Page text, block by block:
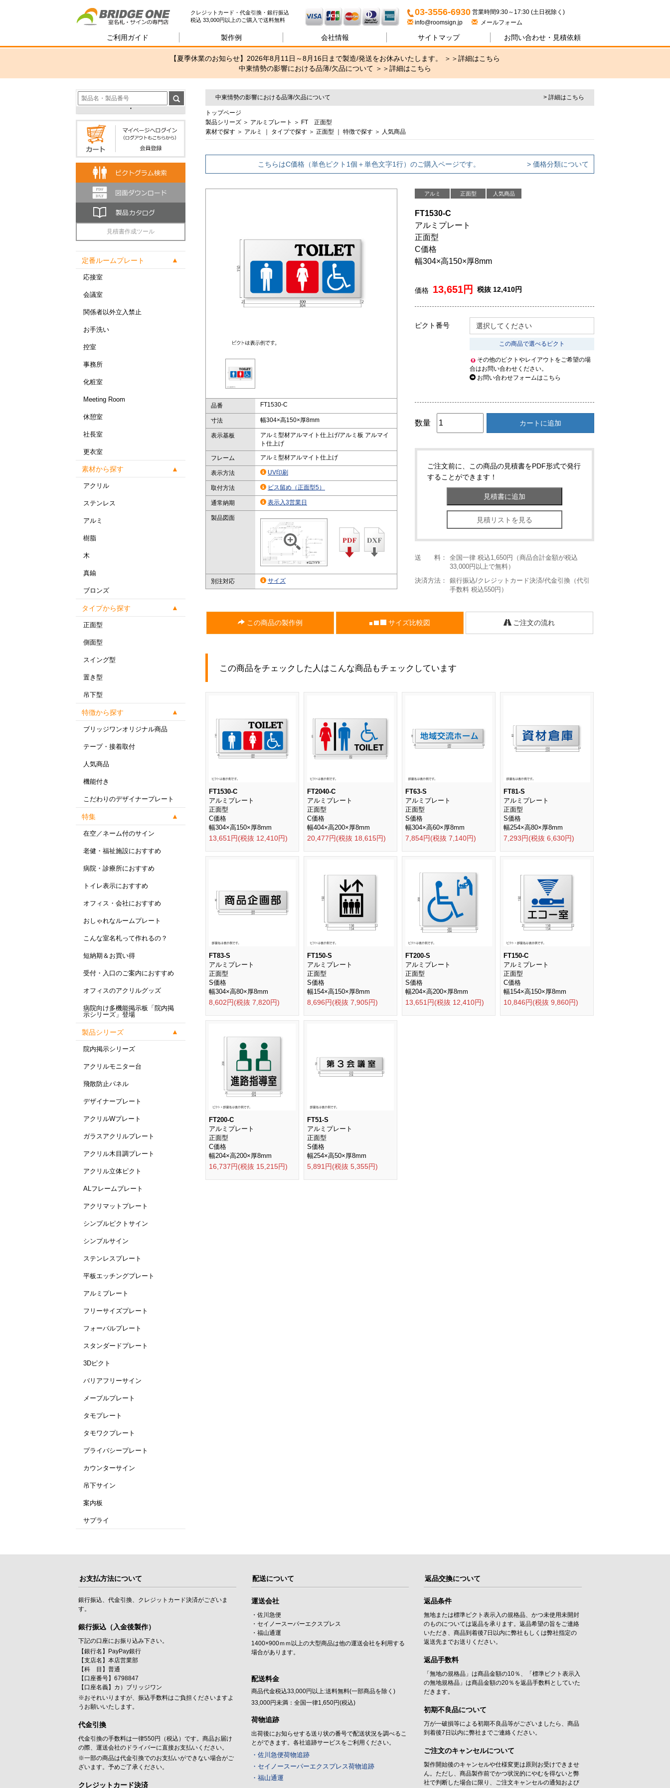
室名札・サインの専門店ブリッジワン
クレジットカード・代金引換・銀行振込
税込 33,000円以上のご購入で送料無料
03-3556-6930 営業時間9:30～17:30 (土日祝除く)
info@roomsign.jp
メールフォーム
ご利用ガイド 製作例 会社情報 サイトマップ お問い合わせ・ 見積依頼
【夏季休業のお知らせ】2026年8月11日～8月16日まで製造/発送をお休みいたします。 ＞＞詳細はこちら
中東情勢の影響における品薄/欠品について ＞＞詳細はこちら
見積書作成ツール
定番ルームプレート
応接室
会議室
関係者以外立入禁止
お手洗い
控室
事務所
化粧室
Meeting Room
休憩室
社長室
更衣室
素材から探す
アクリル
ステンレス
アルミ
樹脂
木
真鍮
ブロンズ
タイプから探す
正面型
側面型
スイング型
置き型
吊下型
特徴から探す
ブリッジワンオリジナル商品
テープ・接着取付
人気商品
機能付き
こだわりのデザイナープレート
特集
在空／ネーム付のサイン
老健・福祉施設におすすめ
病院・診療所におすすめ
トイレ表示におすすめ
オフィス・会社におすすめ
おしゃれなルームプレート
こんな室名札って作れるの？
短納期＆お買い得
受付・入口のご案内におすすめ
オフィスのアクリルグッズ
病院向け多機能掲示板「院内掲
示シリーズ」登場
製品シリーズ
院内掲示シリーズ
アクリルモニター台
飛散防止パネル
デザイナープレート
アクリルWプレート
ガラスアクリルプレート
アクリル木目調プレート
アクリル立体ピクト
ALフレームプレート
アクリマットプレート
シンプルピクトサイン
シンプルサイン
ステンレスプレート
平板エッチングプレート
アルミプレート
フリーサイズプレート
フォーバルプレート
スタンダードプレート
3Dピクト
バリアフリーサイン
メープルプレート
タモプレート
タモワクプレート
プライバシープレート
カウンターサイン
吊下サイン
案内板
サプライ
中東情勢の影響における品薄/欠品について > 詳細はこちら
トップページ
製品シリーズ ＞ アルミプレート ＞ FT 正面型
素材で探す ＞ アルミ タイプで探す ＞ 正面型 特徴で探す ＞ 人気商品
こちらはC価格（単色ピクト1個＋単色文字1行）のご購入ページです。 > 価格分類について
品番 FT1530-C
寸法 幅304×高150×厚8mm
表示基板
アルミ型材アルマイト仕上げ/アルミ板 アルマイ
ト仕上げ
フレーム アルミ型材アルマイト仕上げ
表示方法 UV印刷
取付方法 ビス留め（正面型5）
通常納期 表示入3営業日
製品図面
別注対応 サイズ
アルミ 正面型 人気商品
FT1530-C
アルミプレート
正面型
C価格
幅304×高150×厚8mm
価格 13,651円 税抜 12,410円
ピクト番号 選択してください
この商品で選べるピクト
その他のピクトやレイアウトをご希望の場
合はお問い合わせください。
お問い合わせフォームはこちら
数量 カートに追加
ご注文前に、この商品の見積書をPDF形式で発行
することができます！
見積リストを見る
送 料：
全国一律 税込1,650円（商品合計金額が税込
33,000円以上で無料）
決済方法：
銀行振込/クレジットカード決済/代金引換（代引
手数料 税込550円）
この商品の製作例 サイズ比較図 ご注文の流れ
この商品をチェックした人はこんな商品もチェックしています
FT1530-C
アルミプレート
正面型
C価格
幅304×高150×厚8mm
13,651円(税抜 12,410円)
FT2040-C
アルミプレート
正面型
C価格
幅404×高200×厚8mm
20,477円(税抜 18,615円)
FT63-S
アルミプレート
正面型
S価格
幅304×高60×厚8mm
7,854円(税抜 7,140円)
FT81-S
アルミプレート
正面型
S価格
幅254×高80×厚8mm
7,293円(税抜 6,630円)
FT83-S
アルミプレート
正面型
S価格
幅304×高80×厚8mm
8,602円(税抜 7,820円)
FT150-S
アルミプレート
正面型
S価格
幅154×高150×厚8mm
8,696円(税抜 7,905円)
FT200-S
アルミプレート
正面型
S価格
幅204×高200×厚8mm
13,651円(税抜 12,410円)
FT150-C
アルミプレート
正面型
C価格
幅154×高150×厚8mm
10,846円(税抜 9,860円)
FT200-C
アルミプレート
正面型
C価格
幅204×高200×厚8mm
16,737円(税抜 15,215円)
FT51-S
アルミプレート
正面型
S価格
幅254×高50×厚8mm
5,891円(税抜 5,355円)
お支払方法について
銀行振込、代金引換、クレジットカード決済がございま
す。
銀行振込（入金後製作）
下記の口座にお振り込み下さい。
【銀行名】PayPay銀行
【支店名】本店営業部
【科 目】普通
【口座番号】6798847
【口座名義】カ）ブリッジワン
※おそれいりますが、振込手数料はご負担くださいますよ
うお願いいたします。
代金引換
代金引換の手数料は一律550円（税込）です。商品お届け
の際、運送会社のドライバーに直接お支払いください。
※一部の商品は代金引換でのお支払いができない場合がご
ざいます。予めご了承ください。
クレジットカード決済
配送について
運送会社
・佐川急便
・セイノースーパーエクスプレス
・福山通運
1400×900ｍｍ以上の大型商品は他の運送会社を利用する
場合があります。
配送料金
商品代金税込33,000円以上:送料無料(一部商品を除く)
33,000円未満：全国一律1,650円(税込)
荷物追跡
出荷後にお知らせする送り状の番号で配送状況を調べるこ
とができます。各社追跡サービスをご利用ください。
・佐川急便荷物追跡
・セイノースーパーエクスプレス荷物追跡
・福山通運
返品交換について
返品条件
無地または標準ピクト表示入の規格品、かつ未使用未開封
のものについては返品を承ります。返品希望の旨をご連絡
いただき、商品到着後7日以内に弊社もしくは弊社指定の
返送先までお送りください。
返品手数料
「無地の規格品」は商品金額の10％、「標準ピクト表示入
の無地規格品」は商品金額の20％を返品手数料としていた
だきます。
初期不良品について
万が一破損等による初期不良品等がございましたら、商品
到着後7日以内に弊社までご連絡ください。
ご注文のキャンセルについて
製作開始後のキャンセルや仕様変更は原則お受けできませ
ん。ただし、商品製作前でかつ状況的にやむを得ないと弊
社で判断した場合に限り、ご注文キャンセルの通知および